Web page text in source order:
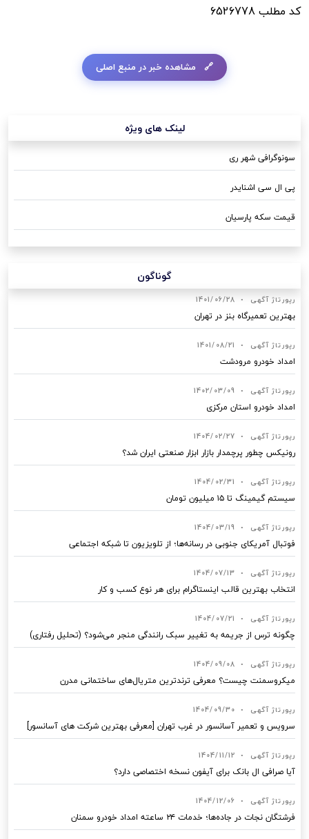
کد مطلب6526778
مشاهده خبر در منبع اصلی
لینک های ویژه
سونوگرافی شهر ری
پی ال سی اشنایدر
قیمت سکه پارسیان
گوناگون
رپورتاژ آگهی •
1401/06/28
بهترین تعمیرگاه بنز در تهران
رپورتاژ آگهی •
1401/08/21
امداد خودرو مرودشت
رپورتاژ آگهی •
1402/03/09
امداد خودرو استان مرکزی
رپورتاژ آگهی •
1404/02/27
رونیکس چطور پرچمدار بازار ابزار صنعتی ایران شد؟
رپورتاژ آگهی •
1404/02/31
سیستم گیمینگ تا ۱۵ میلیون تومان
رپورتاژ آگهی •
1404/03/19
فوتبال آمریکای جنوبی در رسانه‌ها؛ از تلویزیون تا شبکه اجتماعی
رپورتاژ آگهی •
1404/07/13
انتخاب بهترین قالب‌ اینستاگرام برای هر نوع کسب‌ و کار
رپورتاژ آگهی •
1404/07/21
چگونه ترس از جریمه به تغییر سبک رانندگی منجر می‌شود؟ (تحلیل رفتاری)
رپورتاژ آگهی •
1404/09/08
میکروسمنت چیست؟ معرفی ترندترین متریال‌های ساختمانی مدرن
رپورتاژ آگهی •
1404/09/30
سرویس و تعمیر آسانسور در غرب تهران [معرفی بهترین شرکت های آسانسور]
رپورتاژ آگهی •
1404/11/12
آیا صرافی ال بانک برای آیفون نسخه اختصاصی دارد؟
رپورتاژ آگهی •
1404/12/06
فرشتگان نجات در جاده‌ها؛ خدمات ۲۴ ساعته امداد خودرو سمنان